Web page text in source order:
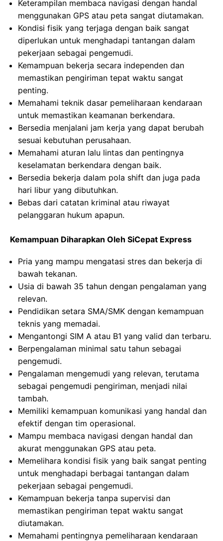
Keterampilan membaca navigasi dengan handal
menggunakan GPS atau peta sangat diutamakan.
Kondisi fisik yang terjaga dengan baik sangat
diperlukan untuk menghadapi tantangan dalam
pekerjaan sebagai pengemudi.
Kemampuan bekerja secara independen dan
memastikan pengiriman tepat waktu sangat
penting.
Memahami teknik dasar pemeliharaan kendaraan
untuk memastikan keamanan berkendara.
Bersedia menjalani jam kerja yang dapat berubah
sesuai kebutuhan perusahaan.
Memahami aturan lalu lintas dan pentingnya
keselamatan berkendara dengan baik.
Bersedia bekerja dalam pola shift dan juga pada
hari libur yang dibutuhkan.
Bebas dari catatan kriminal atau riwayat
pelanggaran hukum apapun.
Kemampuan Diharapkan Oleh SiCepat Express
Pria yang mampu mengatasi stres dan bekerja di
bawah tekanan.
Usia di bawah 35 tahun dengan pengalaman yang
relevan.
Pendidikan setara SMA/SMK dengan kemampuan
teknis yang memadai.
Mengantongi SIM A atau B1 yang valid dan terbaru.
Berpengalaman minimal satu tahun sebagai
pengemudi.
Pengalaman mengemudi yang relevan, terutama
sebagai pengemudi pengiriman, menjadi nilai
tambah.
Memiliki kemampuan komunikasi yang handal dan
efektif dengan tim operasional.
Mampu membaca navigasi dengan handal dan
akurat menggunakan GPS atau peta.
Memelihara kondisi fisik yang baik sangat penting
untuk menghadapi berbagai tantangan dalam
pekerjaan sebagai pengemudi.
Kemampuan bekerja tanpa supervisi dan
memastikan pengiriman tepat waktu sangat
diutamakan.
Memahami pentingnya pemeliharaan kendaraan